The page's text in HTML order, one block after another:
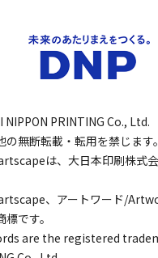
PRINTING Co., Ltd.
無断転載・転用を禁じます。
は、大日本印刷株式
、アートワード/
です。
are the registered